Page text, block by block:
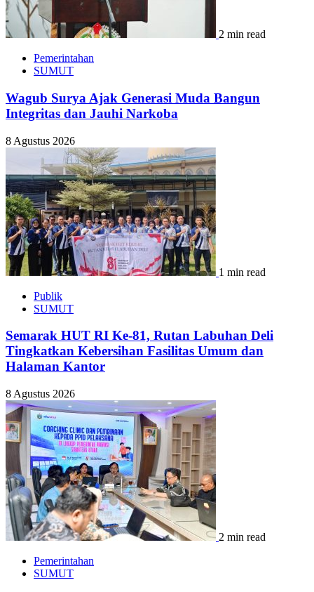
2 min read
Pemerintahan
SUMUT
Wagub Surya Ajak Generasi Muda Bangun
Integritas dan Jauhi Narkoba
8 Agustus 2026
1 min read
Publik
SUMUT
Semarak HUT RI Ke-81, Rutan Labuhan Deli
Tingkatkan Kebersihan Fasilitas Umum dan
Halaman Kantor
8 Agustus 2026
2 min read
Pemerintahan
SUMUT